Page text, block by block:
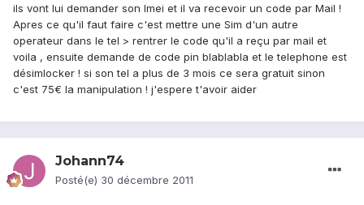
ils vont lui demander son Imei et il va recevoir un code par Mail !
Apres ce qu'il faut faire c'est mettre une Sim d'un autre
operateur dans le tel > rentrer le code qu'il a reçu par mail et
voila , ensuite demande de code pin blablabla et le telephone est
désimlocker ! si son tel a plus de 3 mois ce sera gratuit sinon
c'est 75€ la manipulation ! j'espere t'avoir aider
Johann74
Posté(e) 30 décembre 2011